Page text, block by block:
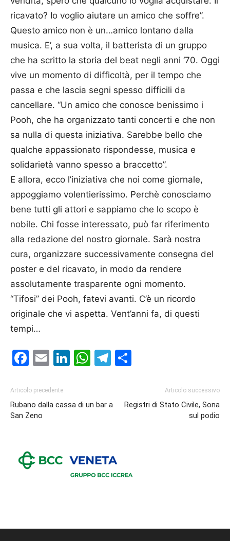
ricavato? Io voglio aiutare un amico che soffre”.
Questo amico non è un…amico lontano dalla
musica. E’, a sua volta, il batterista di un gruppo
che ha scritto la storia del beat negli anni ‘70. Oggi
vive un momento di difficoltà, per il tempo che
passa e che lascia segni spesso difficili da
cancellare. “Un amico che conosce benissimo i
Pooh, che ha organizzato tanti concerti e che non
sa nulla di questa iniziativa. Sarebbe bello che
qualche appassionato rispondesse, musica e
solidarietà vanno spesso a braccetto”.
E allora, ecco l’iniziativa che noi come giornale,
appoggiamo volentierissimo. Perchè conosciamo
bene tutti gli attori e sappiamo che lo scopo è
nobile. Chi fosse interessato, può far riferimento
alla redazione del nostro giornale. Sarà nostra
cura, organizzare successivamente consegna del
poster e del ricavato, in modo da rendere
assolutamente trasparente ogni momento.
“Tifosi” dei Pooh, fatevi avanti. C’è un ricordo
originale che vi aspetta. Vent’anni fa, di questi
tempi…
Facebook
EmailLinkedIn
WhatsApp
Telegram
Articolo precedente
Rubano dalla cassa di un bar a
San Zeno
Articolo successivo
Registri di Stato Civile, Sona
sul podio